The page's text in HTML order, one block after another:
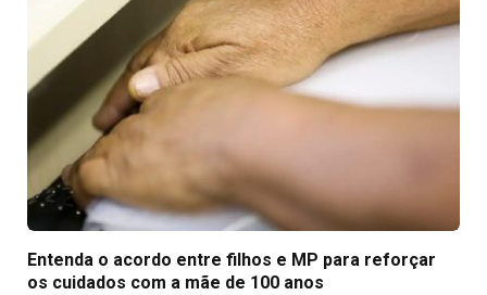
Entenda o acordo entre filhos e MP para reforçar
os cuidados com a mãe de 100 anos